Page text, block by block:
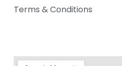
Terms & Conditions